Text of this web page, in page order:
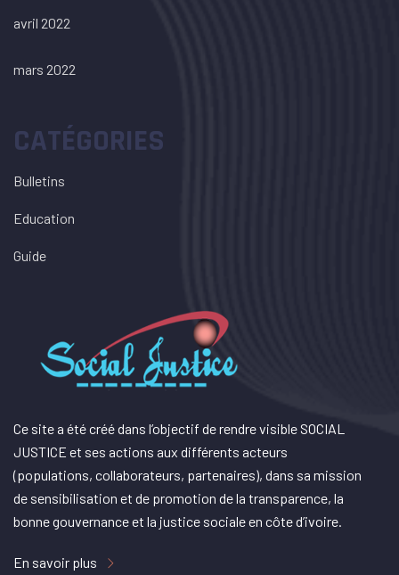
avril 2022
mars 2022
CATÉGORIES
Bulletins
Education
Guide
Ce site a été créé dans l’objectif de rendre visible SOCIAL
JUSTICE et ses actions aux différents acteurs
(populations, collaborateurs, partenaires), dans sa mission
de sensibilisation et de promotion de la transparence, la
bonne gouvernance et la justice sociale en côte d’ivoire.
En savoir plus